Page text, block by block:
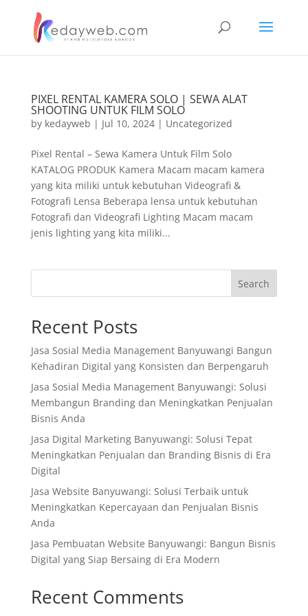
PIXEL RENTAL KAMERA SOLO | SEWA ALAT
SHOOTING UNTUK FILM SOLO
by kedayweb | Jul 10, 2024| Uncategorized
Pixel Rental – Sewa Kamera Untuk Film Solo
KATALOG PRODUK Kamera Macam macam kamera
yang kita miliki untuk kebutuhan Videografi &
Fotografi Lensa Beberapa lensa untuk kebutuhan
Fotografi dan Videografi Lighting Macam macam
jenis lighting yang kita miliki...
Search
Recent Posts
Jasa Sosial Media Management Banyuwangi Bangun
Kehadiran Digital yang Konsisten dan Berpengaruh
Jasa Sosial Media Management Banyuwangi: Solusi
Membangun Branding dan Meningkatkan Penjualan
Bisnis Anda
Jasa Digital Marketing Banyuwangi: Solusi Tepat
Meningkatkan Penjualan dan Branding Bisnis di Era
Digital
Jasa Website Banyuwangi: Solusi Terbaik untuk
Meningkatkan Kepercayaan dan Penjualan Bisnis
Anda
Jasa Pembuatan Website Banyuwangi: Bangun Bisnis
Digital yang Siap Bersaing di Era Modern
Recent Comments